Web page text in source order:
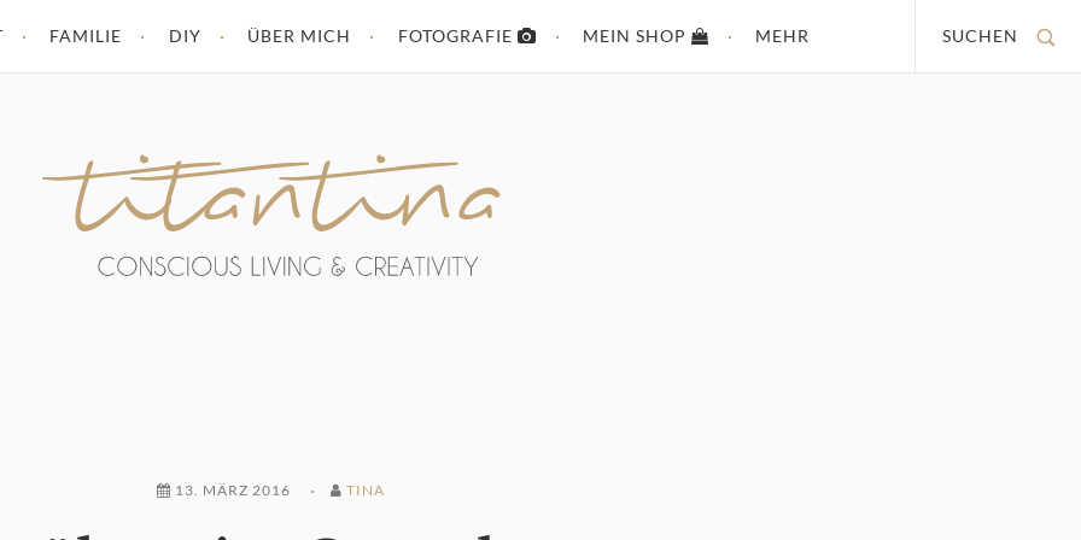
SUCHEN
FAMILIE DIY ÜBER MICH FOTOGRAFIE MEIN SHOP MEHR
13. MÄRZ 2016 TINA